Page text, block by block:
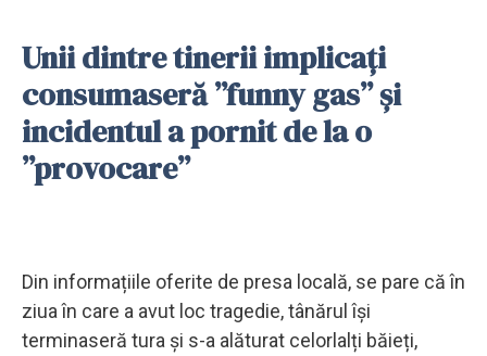
Unii dintre tinerii implicați
consumaseră ”funny gas” și
incidentul a pornit de la o
”provocare”
Din informațiile oferite de presa locală, se pare că în
ziua în care a avut loc tragedie, tânărul își
terminaseră tura și s-a alăturat celorlalți băieți,